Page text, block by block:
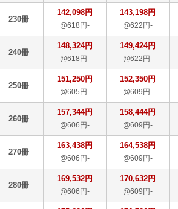
230冊
142,098円
@618円-
143,198円
@622円-
240冊
148,324円
@618円-
149,424円
@622円-
250冊
151,250円
@605円-
152,350円
@609円-
260冊
157,344円
@606円-
158,444円
@609円-
270冊
163,438円
@606円-
164,538円
@609円-
280冊
169,532円
@606円-
170,632円
@609円-